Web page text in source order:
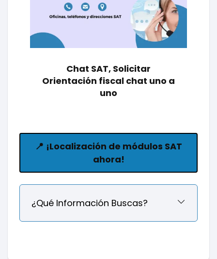
Chat SAT, Solicitar
Orientación fiscal chat uno a
uno
📍 ¡Localización de módulos SAT
ahora!
¿Qué Información Buscas?